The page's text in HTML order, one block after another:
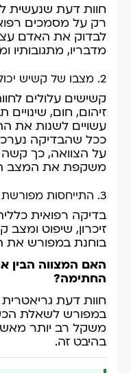
חוות דעת
רק על מסמכים
לבדוק את האדם
מדבריו, מתגובותיו
2. מצבו של קשיש יכול להשתנות במהירות
קשישים עלולים
זיהום, חום, שינויים
עשויים לשנות את
ככל שהבדיקה
על הצוואה, כך קשה
משקפת את המצב
3. התייחסות מפורשת לכשירות לצוואה
בדיקה רפואית
זיכרון, שיפוט ומצב
בוחנת במפורש את
האם המצווה הבין
החתימה?
חוות דעת גריאטרית
במפורש לשאלת
משקל רב יותר
בהיבט זה.